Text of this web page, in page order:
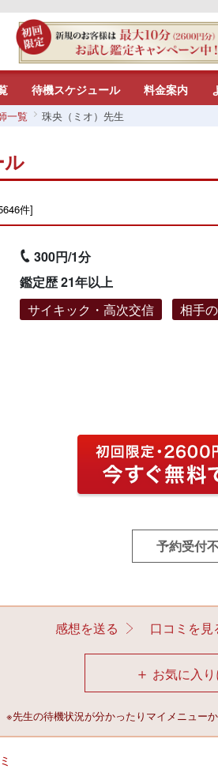
待機スケジュール 料金案内
一覧 珠央（ミオ）先生
件]
300円/1分
鑑定歴 21年以上
サイキック・高次交信
相手
予約受付
感想を送る 口コミを見
＋ お気に入
※先生の待機状況が分かったりマイメニュー